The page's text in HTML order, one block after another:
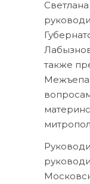
также